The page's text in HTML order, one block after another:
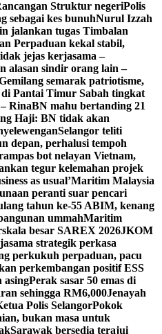
Struktur negeriPolis
sebagai kes bunuhNurul Izzah
jalankan tugas Timbalan
Perpaduan kekal stabil,
jejas kerjasama –
alasan sindir orang lain –
semarak patriotisme,
Pantai Timur Sabah tingkat
RinaBN mahu bertanding 21
Haji: BN tidak akan
Selangor teliti
depan, perhalusi tempoh
bot nelayan Vietnam,
tegur kelemahan projek
as usual’Maritim Malaysia
peranti suar pencari
tahun ke-55 ABIM, kenang
ummahMaritim
besar SAREX 2026JKOM
strategik perkasa
perkukuh perpaduan, pacu
perkembangan positif ESS
asingPerak sasar 50 emas di
sehingga RM6,000Jenayah
Polis SelangorPokok
bukan masa untuk
Sarawak bersedia terajui